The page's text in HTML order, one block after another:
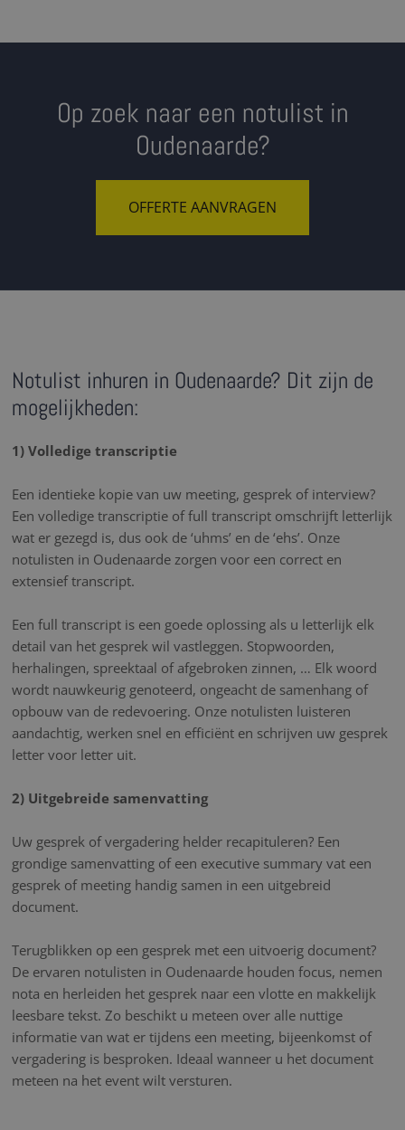
Op zoek naar een notulist in
Oudenaarde?
OFFERTE AANVRAGEN
Notulist inhuren in Oudenaarde? Dit zijn de
mogelijkheden:
1) Volledige transcriptie
Een identieke kopie van uw meeting, gesprek of interview?
Een volledige transcriptie of full transcript omschrijft letterlijk
wat er gezegd is, dus ook de ‘uhms’ en de ‘ehs’. Onze
notulisten in Oudenaarde zorgen voor een correct en
extensief transcript.
Een full transcript is een goede oplossing als u letterlijk elk
detail van het gesprek wil vastleggen. Stopwoorden,
herhalingen, spreektaal of afgebroken zinnen, … Elk woord
wordt nauwkeurig genoteerd, ongeacht de samenhang of
opbouw van de redevoering. Onze notulisten luisteren
aandachtig, werken snel en efficiënt en schrijven uw gesprek
letter voor letter uit.
2) Uitgebreide samenvatting
Uw gesprek of vergadering helder recapituleren? Een
grondige samenvatting of een executive summary vat een
gesprek of meeting handig samen in een uitgebreid
document.
Terugblikken op een gesprek met een uitvoerig document?
De ervaren notulisten in Oudenaarde houden focus, nemen
nota en herleiden het gesprek naar een vlotte en makkelijk
leesbare tekst. Zo beschikt u meteen over alle nuttige
informatie van wat er tijdens een meeting, bijeenkomst of
vergadering is besproken. Ideaal wanneer u het document
meteen na het event wilt versturen.